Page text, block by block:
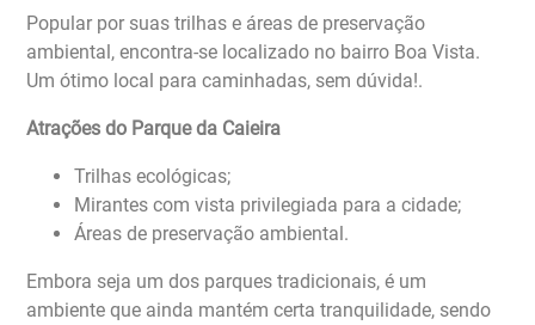
Popular por suas trilhas e áreas de preservação
ambiental, encontra-se localizado no bairro Boa Vista.
Um ótimo local para caminhadas, sem dúvida!.
Atrações do Parque da Caieira
Trilhas ecológicas;
Mirantes com vista privilegiada para a cidade;
Áreas de preservação ambiental.
Embora seja um dos parques tradicionais, é um
ambiente que ainda mantém certa tranquilidade, sendo